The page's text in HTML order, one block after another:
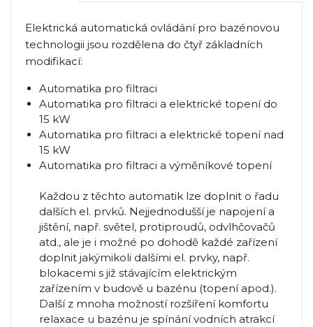
Elektrická automatická ovládání pro bazénovou
technologii jsou rozdělena do čtyř základních
modifikací:
Automatika pro filtraci
Automatika pro filtraci a elektrické topení do
15 kW
Automatika pro filtraci a elektrické topení nad
15 kW
Automatika pro filtraci a výměníkové topení
Každou z těchto automatik lze doplnit o řadu
dalších el. prvků. Nejjednodušší je napojení a
jištění, např. světel, protiproudů, odvlhčovačů
atd., ale je i možné po dohodě každé zařízení
doplnit jakýmikoli dalšími el. prvky, např.
blokacemi s již stávajícím elektrickým
zařízením v budově u bazénu (topení apod.).
Další z mnoha možností rozšíření komfortu
relaxace u bazénu je spínání vodních atrakcí